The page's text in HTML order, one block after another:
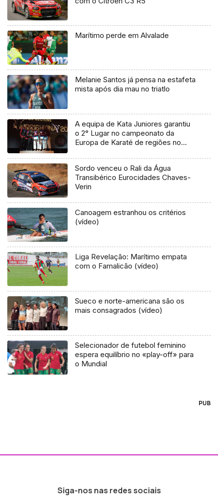
Marítimo perde em Alvalade
Melanie Santos já pensa na estafeta
mista após dia mau no triatlo
A equipa de Kata Juniores garantiu
o 2° Lugar no campeonato da
Europa de Karaté de regiões no
Sordo venceu o Rali da Água
Transibérico Eurocidades Chaves-
Verin
Canoagem estranhou os critérios
(vídeo)
Liga Revelação: Marítimo empata
com o Famalicão (vídeo)
Sueco e norte-americana são os
mais consagrados (vídeo)
Selecionador de futebol feminino
espera equilíbrio no «play-off» para
o Mundial
PUB
Siga-nos nas redes sociais